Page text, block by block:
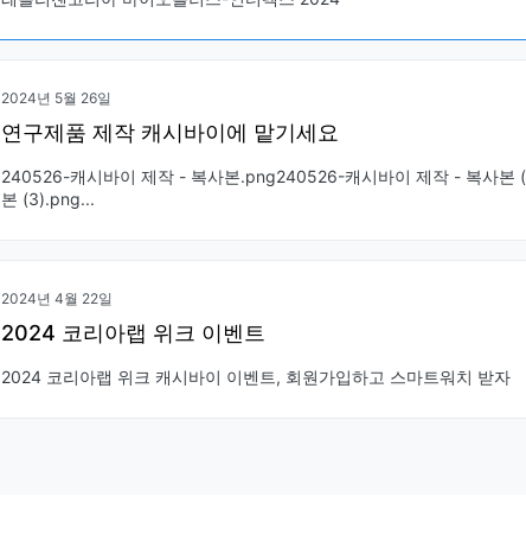
2024년 5월 26일
연구제품 제작 캐시바이에 맡기세요
240526-캐시바이 제작 - 복사본.png240526-캐시바이 제작 - 복사
본 (3).png...
2024년 4월 22일
2024 코리아랩 위크 이벤트
2024 코리아랩 위크 캐시바이 이벤트, 회원가입하고 스마트워치 받자